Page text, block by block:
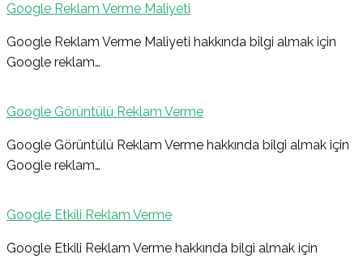
Google Reklam Verme Maliyeti
Google Reklam Verme Maliyeti hakkında bilgi almak için
Google reklam…
Google Görüntülü Reklam Verme
Google Görüntülü Reklam Verme hakkında bilgi almak için
Google reklam…
Google Etkili Reklam Verme
Google Etkili Reklam Verme hakkında bilgi almak için